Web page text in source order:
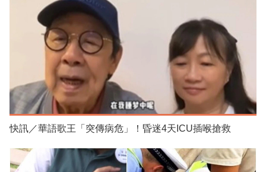
快訊／華語歌王「突傳病危」！昏迷4天ICU插喉搶救